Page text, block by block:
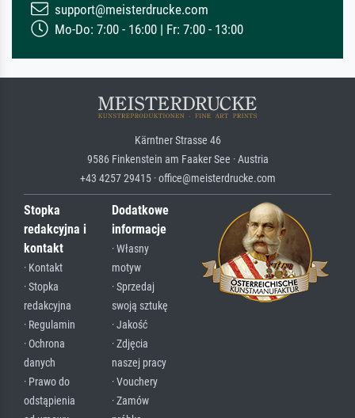
support@meisterdrucke.com
Mo-Do: 7:00 - 16:00 | Fr: 7:00 - 13:00
Kärntner Strasse 46
9586 Finkenstein am Faaker See · Austria
+43 4257 29415 · office@meisterdrucke.com
Stopka
redakcyjna i
kontakt
· Kontakt
· Stopka
redakcyjna
· Regulamin
· Ochrona
danych
· Prawo do
odstąpienia
Dodatkowe
informacje
· Własny
motyw
· Sprzedaj
swoją sztukę
· Jakość
· Zdjęcia
naszej pracy
· Vouchery
· Zamów